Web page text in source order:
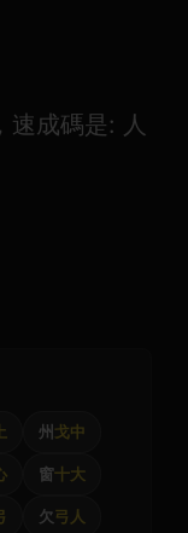
速成碼是: 人
州 戈中
窗十大
欠弓人